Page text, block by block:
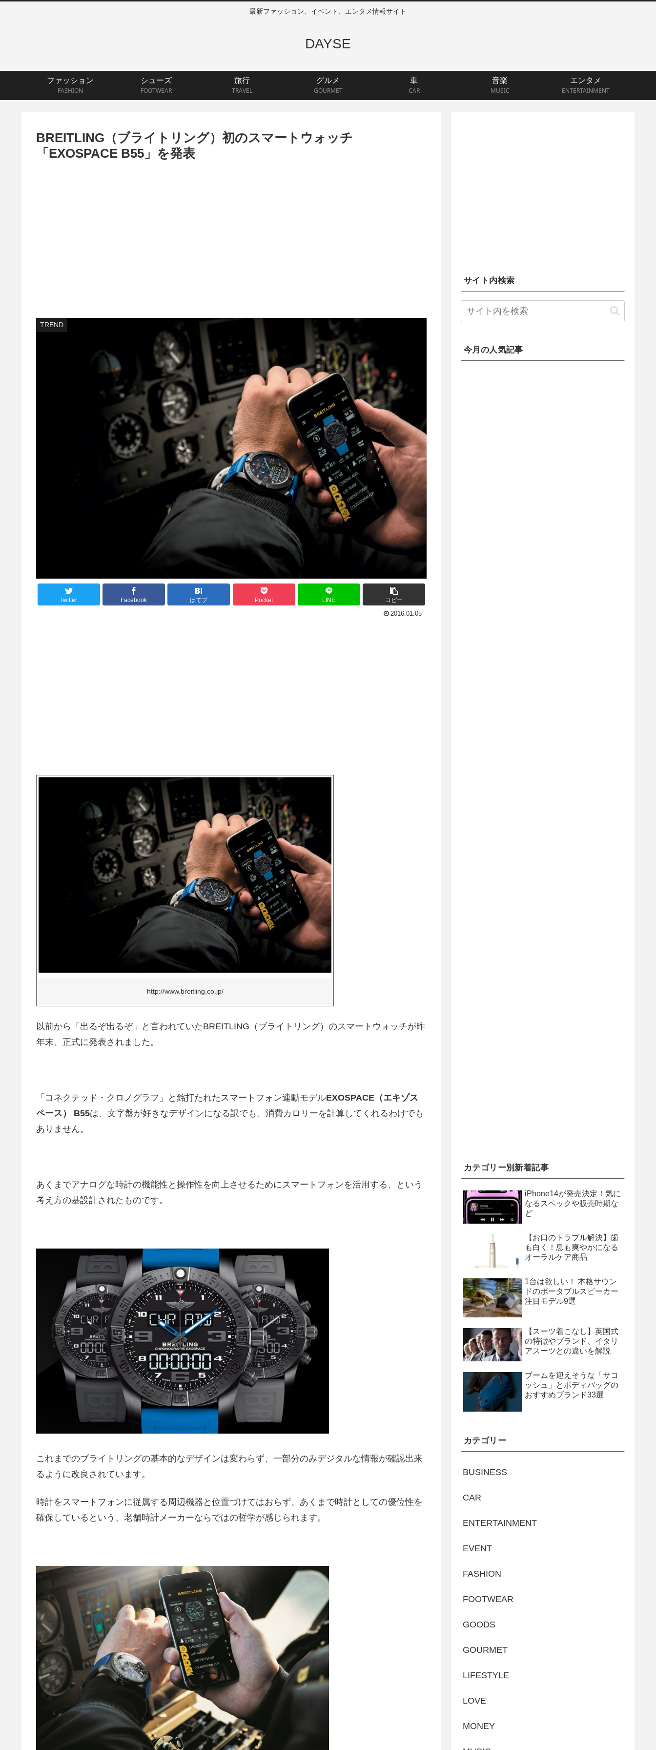
最新ファッション、イベント、エンタメ情報サイト
DAYSE
ファッション
FASHION
シューズ
FOOTWEAR
旅行
TRAVEL
グルメ
GOURMET
車
CAR
音楽
MUSIC
エンタメ
ENTERTAINMENT
BREITLING（ブライトリング）初のスマートウォッチ
「EXOSPACE B55」を発表
TREND
Twitter Facebook はてブ Pocket LINE コピー
2016.01.05
http://www.breitling.co.jp/
以前から「出るぞ出るぞ」と言われていたBREITLING（ブライトリング）のスマートウォッチが昨
年末、正式に発表されました。
「コネクテッド・クロノグラフ」と銘打たれたスマートフォン連動モデルEXOSPACE（エキゾス
ペース） B55は、文字盤が好きなデザインになる訳でも、消費カロリーを計算してくれるわけでも
ありません。
あくまでアナログな時計の機能性と操作性を向上させるためにスマートフォンを活用する、という
考え方の基設計されたものです。
これまでのブライトリングの基本的なデザインは変わらず、一部分のみデジタルな情報が確認出来
るように改良されています。
時計をスマートフォンに従属する周辺機器と位置づけてはおらず、あくまで時計としての優位性を
確保しているという、老舗時計メーカーならではの哲学が感じられます。
サイト内検索
今月の人気記事
カテゴリー別新着記事
iPhone14が発売決定！気に
なるスペックや販売時期な
ど
【お口のトラブル解決】歯
も白く！息も爽やかになる
オーラルケア商品
1台は欲しい！ 本格サウン
ドのポータブルスピーカー
注目モデル9選
【スーツ着こなし】英国式
の特徴やブランド、イタリ
アスーツとの違いを解説
ブームを迎えそうな「サコ
ッシュ」とボディバッグの
おすすめブランド33選
カテゴリー
BUSINESS
CAR
ENTERTAINMENT
EVENT
FASHION
FOOTWEAR
GOODS
GOURMET
LIFESTYLE
LOVE
MONEY